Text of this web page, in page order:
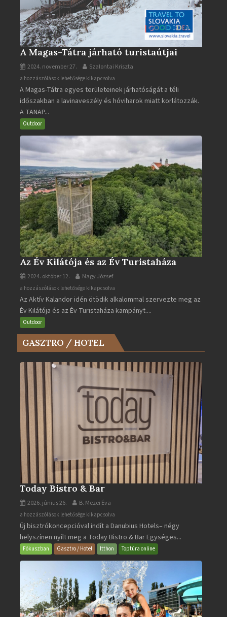
A Magas-Tátra járható turistaútjai
2024. november 27. Szalontai Kriszta
A
Magas-
Tátra
járható
turistaútjai
a hozzászólások lehetősége kikapcsolva
A Magas-Tátra egyes területeinek járhatóságát a téli
időszakban a lavinaveszély és hóviharok miatt korlátozzák.
A TANAP...
Outdoor
Az Év Kilátója és az Év Turistaháza
2024. október 12. Nagy József
Az
Év
Kilátója
és
az
Év
bejegyzéshez
a hozzászólások lehetősége kikapcsolva
Az Aktív Kalandor idén ötödik alkalommal szervezte meg az
Év Kilátója és az Év Turistaháza kampányt....
Outdoor
GASZTRO / HOTEL
Today Bistro & Bar
2026. június 26. B. Mezei Éva
Today
Bistro
&
Bar
bejegyzéshez
a hozzászólások lehetősége kikapcsolva
Új bisztrókoncepcióval indít a Danubius Hotels– négy
helyszínen nyílt meg a Today Bistro & Bar Egységes...
Fókuszban Gasztro / Hotel Itthon Toptúra online